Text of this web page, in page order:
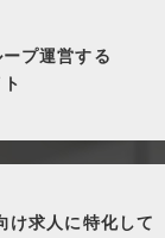
プ運営する
け求人に特化して